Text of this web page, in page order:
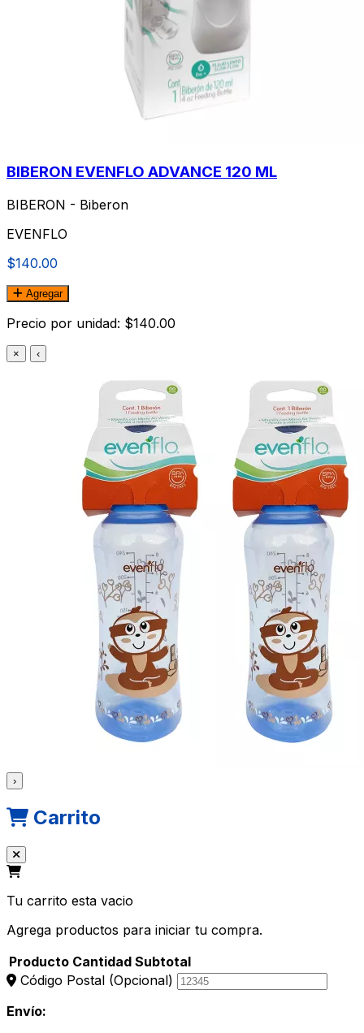
BIBERON EVENFLO ADVANCE 120 ML
BIBERON - Biberon
EVENFLO
$140.00
Agregar
Precio por unidad: $140.00
× ‹
›
Carrito
Tu carrito esta vacio
Agrega productos para iniciar tu compra.
Producto Cantidad Subtotal
Código Postal (Opcional)
Envío: